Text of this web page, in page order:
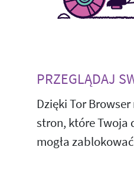
PRZEGLĄDAJ
Dzięki Tor
stron, które Twoja
mogła